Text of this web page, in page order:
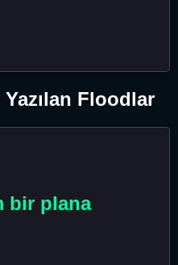
Floodlar
bir plana